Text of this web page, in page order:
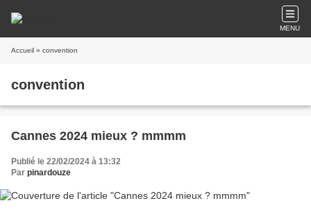
MENU
Accueil » convention
convention
Cannes 2024 mieux ? mmmm
Publié le 22/02/2024 à 13:32
Par pinardouze